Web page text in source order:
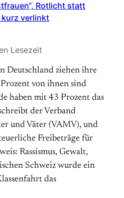
Rotlicht statt
kurz verlinkt
Lesezeit
Deutschland ziehen ihre
von ihnen sind
haben mit 43 Prozent das
der Verband
und Väter (VAMV), und
Freibeträge für
Rassismus, Gewalt,
Schweiz wurde ein
das